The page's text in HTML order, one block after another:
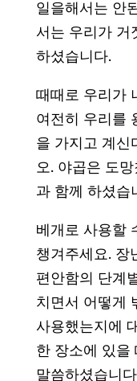
일을해서는 안
서는 우리가 거
하셨습니다.
때때로 우리가
여전히 우리를
을 가지고 계신
오. 야곱은 도
과 함께 하셨습
베개로 사용할
챙겨주세요. 장
편안함의 단계
치면서 어떻게
사용했는지에
한 장소에 있을
말씀하셨습니